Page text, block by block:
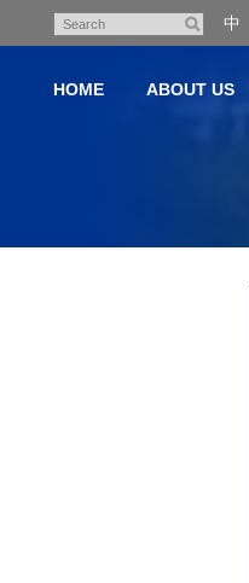
content
Search
中
HOME ABOUT US